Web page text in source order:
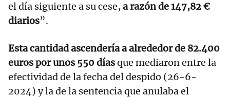
el día siguiente a su cese, a razón de 147,82 €
diarios”.
Esta cantidad ascendería a alrededor de 82.400
euros por unos 550 díasque mediaron entre la
efectividad de la fecha del despido (26-6-
2024) y la de la sentencia que anulaba el